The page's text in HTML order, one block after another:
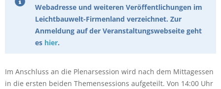
Webadresse und weiteren Veröffentlichungen im
Leichtbauwelt-Firmenland verzeichnet. Zur
Anmeldung auf der Veranstaltungswebseite geht
es hier.
Im Anschluss an die Plenarsession wird nach dem Mittagessen
in die ersten beiden Themensessions aufgeteilt. Von 14:00 Uhr